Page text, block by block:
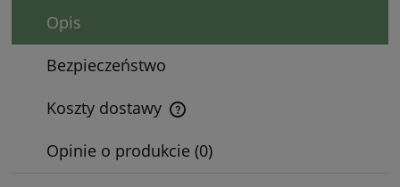
Opis
Bezpieczeństwo
Koszty dostawy
Cena nie zawiera ewentualnych kosztów płatności
Opinie o produkcie (0)